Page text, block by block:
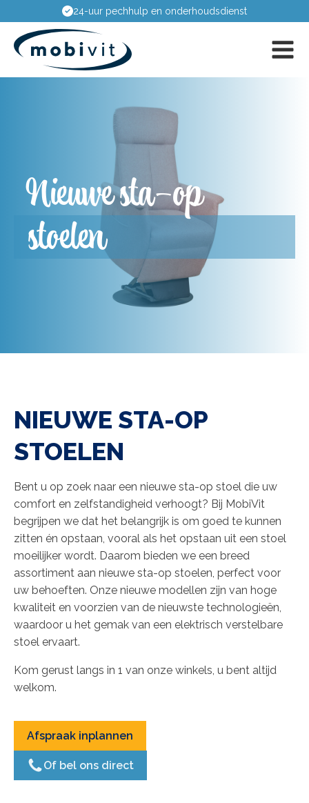
Passing aan huis
Nieuwe sta-op
stoelen
NIEUWE STA-OP
STOELEN
Bent u op zoek naar een nieuwe sta-op stoel die uw
comfort en zelfstandigheid verhoogt? Bij MobiVit
begrijpen we dat het belangrijk is om goed te kunnen
zitten én opstaan, vooral als het opstaan uit een stoel
moeilijker wordt. Daarom bieden we een breed
assortiment aan nieuwe sta-op stoelen, perfect voor
uw behoeften. Onze nieuwe modellen zijn van hoge
kwaliteit en voorzien van de nieuwste technologieën,
waardoor u het gemak van een elektrisch verstelbare
stoel ervaart.
Kom gerust langs in 1 van onze winkels, u bent altijd
welkom.
Afspraak inplannen
Of bel ons direct